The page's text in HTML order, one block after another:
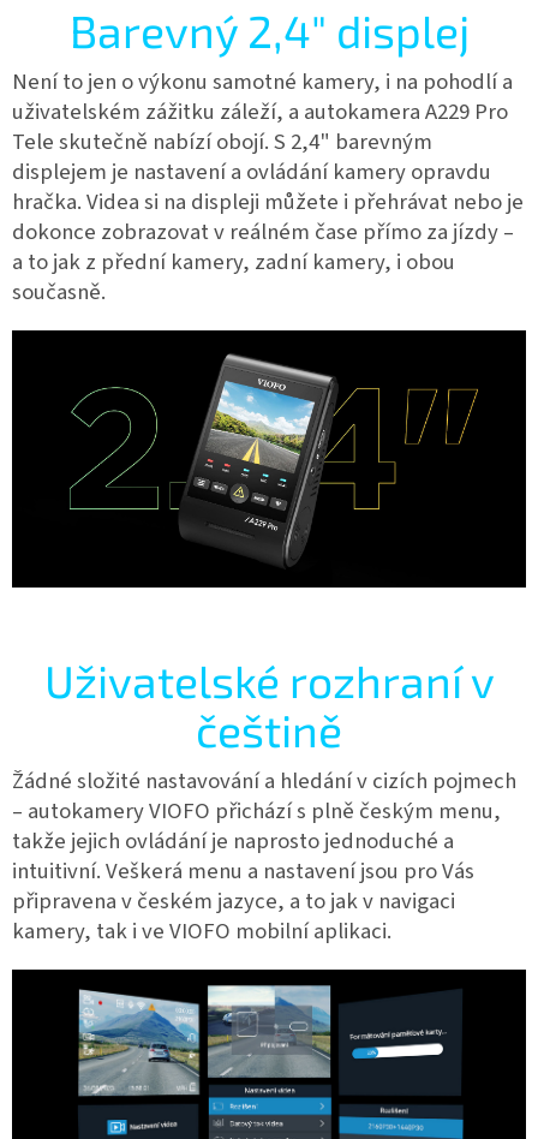
Barevný 2,4" displej
Není to jen o výkonu samotné kamery, i na pohodlí a
uživatelském zážitku záleží, a autokamera A229 Pro
Tele skutečně nabízí obojí. S 2,4" barevným
displejem je nastavení a ovládání kamery opravdu
hračka. Videa si na displeji můžete i přehrávat nebo je
dokonce zobrazovat v reálném čase přímo za jízdy –
a to jak z přední kamery, zadní kamery, i obou
současně.
Uživatelské rozhraní v
češtině
Žádné složité nastavování a hledání v cizích pojmech
– autokamery VIOFO přichází s plně českým menu,
takže jejich ovládání je naprosto jednoduché a
intuitivní. Veškerá menu a nastavení jsou pro Vás
připravena v českém jazyce, a to jak v navigaci
kamery, tak i ve VIOFO mobilní aplikaci.